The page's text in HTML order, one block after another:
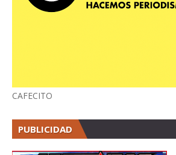
CAFECITO
PUBLICIDAD